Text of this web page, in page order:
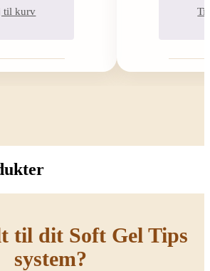
til kurv
til dit Soft Gel Tips
system?